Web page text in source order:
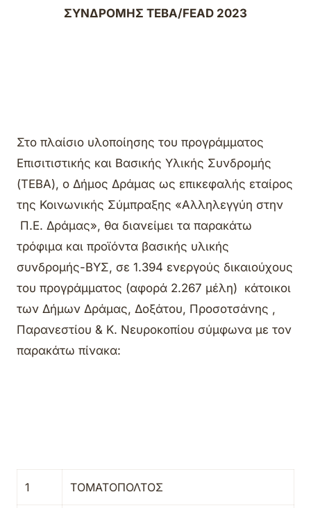
ΣΥΝΔΡΟΜΗΣ ΤΕΒΑ/FEAD 2023
Στο πλαίσιο υλοποίησης του προγράμματος
Επισιτιστικής και Βασικής Υλικής Συνδρομής
(ΤΕΒΑ), ο Δήμος Δράμας ως επικεφαλής εταίρος
της Κοινωνικής Σύμπραξης «Αλληλεγγύη στην
Π.Ε. Δράμας», θα διανείμει τα παρακάτω
τρόφιμα και προϊόντα βασικής υλικής
συνδρομής-ΒΥΣ, σε 1.394 ενεργούς δικαιούχους
του προγράμματος (αφορά 2.267 μέλη) κάτοικοι
των Δήμων Δράμας, Δοξάτου, Προσοτσάνης ,
Παρανεστίου & Κ. Νευροκοπίου σύμφωνα με τον
παρακάτω πίνακα:
1 ΤΟΜΑΤΟΠΟΛΤΟΣ